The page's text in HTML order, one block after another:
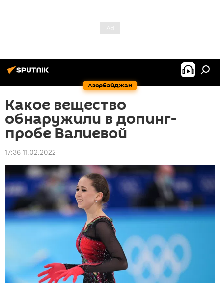
Азербайджан
Какое вещество
обнаружили в допинг-
пробе Валиевой
17:36 11.02.2022